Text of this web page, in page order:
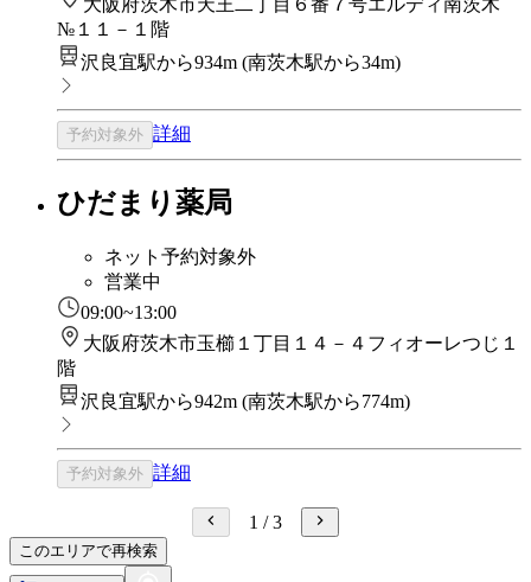
№１１－１階
沢良宜駅から934m (南茨木駅から34m)
予約対象外 詳細
ひだまり薬局
ネット予約対象外
営業中
09:00~13:00
大阪府茨木市玉櫛１丁目１４－４フィオーレつじ１
階
沢良宜駅から942m (南茨木駅から774m)
予約対象外 詳細
1 /3
このエリアで再検索